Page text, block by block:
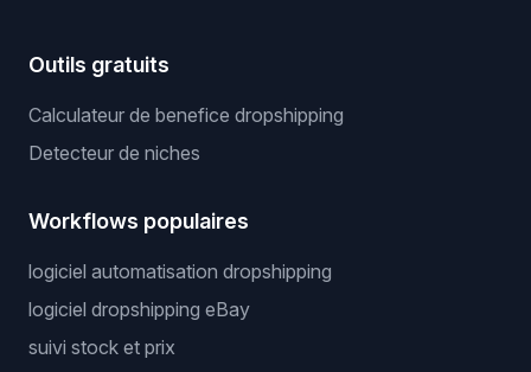
Outils gratuits
Calculateur de benefice dropshipping
Detecteur de niches
Workflows populaires
logiciel automatisation dropshipping
logiciel dropshipping eBay
suivi stock et prix